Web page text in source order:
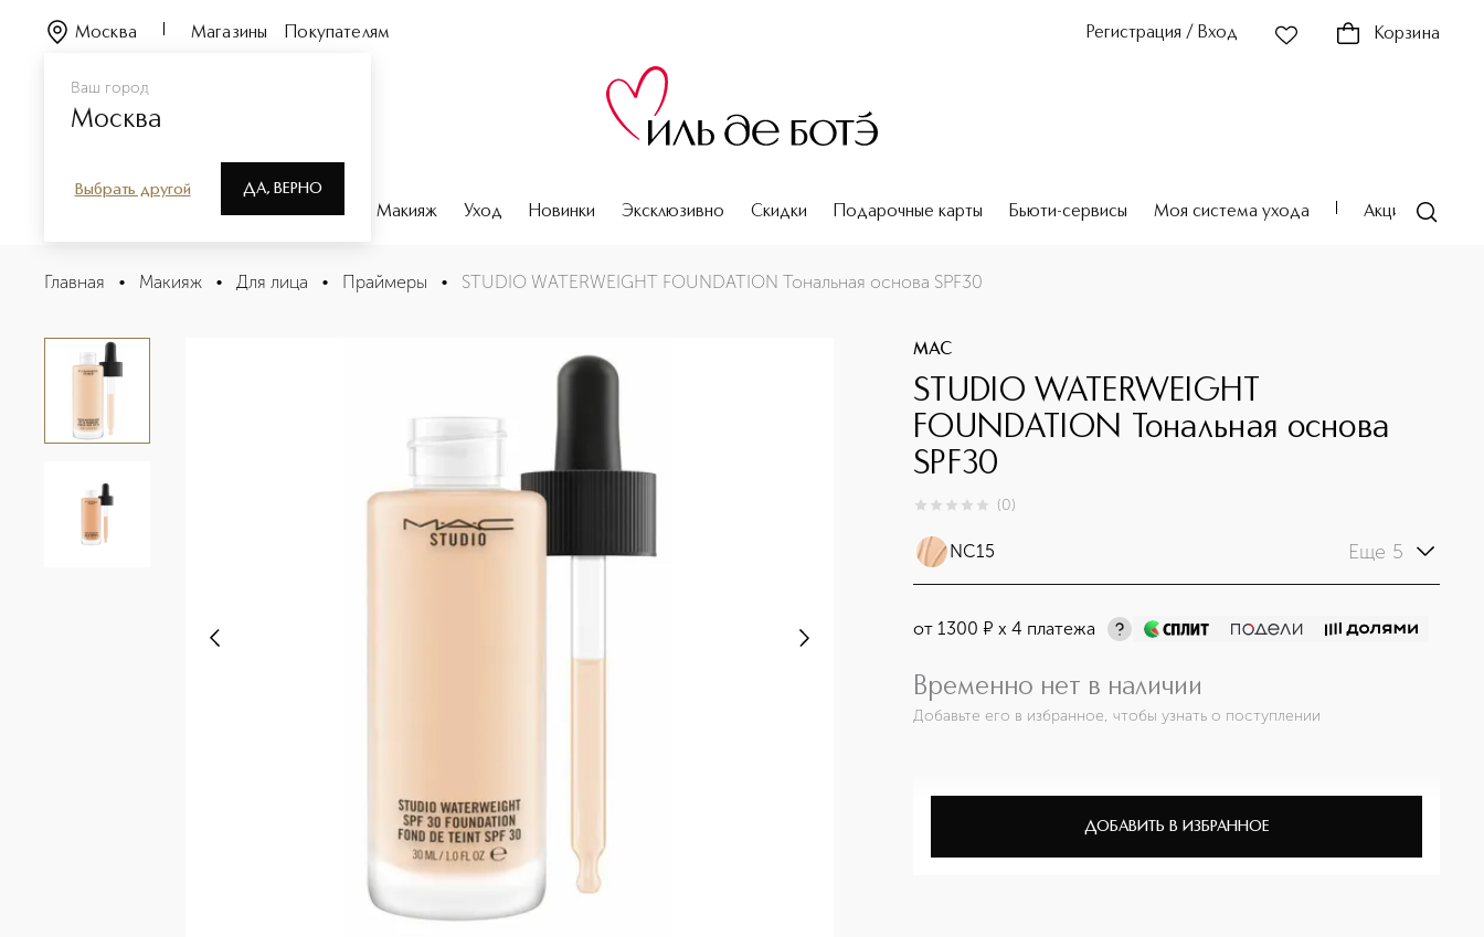
Ваш город
Москва
Выбрать другой ДА, ВЕРНО
Москва Магазины Покупателям Регистрация / Вход Корзина
Парфюмерия Макияж Уход Новинки Эксклюзивно Скидки Подарочные карты Бьюти-сервисы Моя система ухода Акции
STUDIO WATERWEIGHT FOUNDATION Тональная основа SPF30
Главная • Макияж • Для лица • Праймеры • STUDIO WATERWEIGHT FOUNDATION Тональная основа SPF30
MAC
STUDIO WATERWEIGHT
FOUNDATION Тональная основа
SPF30
0из 0 (0)
NC15 Еще 5
от 1300 ¤ х 4 платежа
Временно нет в наличии
Добавьте его в избранное, чтобы узнать о поступлении
ДОБАВИТЬ В ИЗБРАННОЕ